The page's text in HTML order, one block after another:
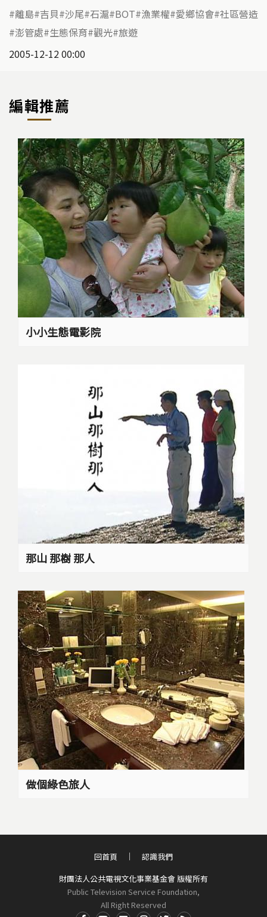
離島 吉貝 沙尾 石滬 BOT 漁業權 愛鄉協會 社區營造
澎管處 生態保育 觀光 旅遊
2005-12-12 00:00
編輯推薦
小小生態電影院
那山 那樹 那人
做個綠色旅人
財團法人公共電視文化事業基金會 版權所有
Public Television Service Foundation,
All Right Reserved
回首頁 認識我們